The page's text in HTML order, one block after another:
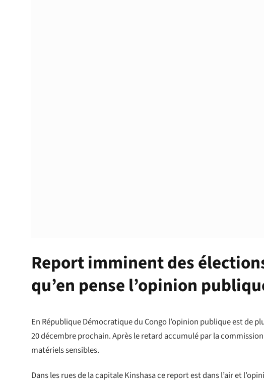
Report imminent des
qu’en pense l’opinion
En République Démocratique du Congo l’opinion publique est de
20 décembre prochain. Après le retard accumulé par la
matériels sensibles.
Dans les rues de la capitale Kinshasa ce report est dans l’air et